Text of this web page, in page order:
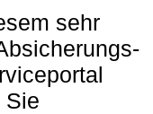
sehr
Sie